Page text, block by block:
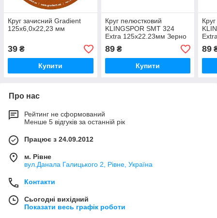
Круг зачисний Gradient
125x6,0x22,23 мм
39 ₴
Купити
Круг пелюстковий
KLINGSPOR SMT 324
Extra 125х22.23мм Зерно
60
89₴
Купити
80
89
Про нас
Рейтинг не сформований
Менше 5 відгуків за останній рік
Працює з 24.09.2012
м. Рівне
вул.Данала Галицького 2, Рівне, Україна
Контакти
Сьогодні вихідний
Показати весь графік роботи